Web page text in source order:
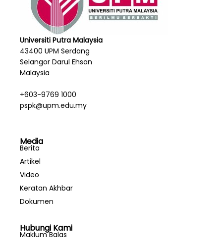
Universiti Putra Malaysia
43400 UPM Serdang
Selangor Darul Ehsan
Malaysia
+603-9769 1000
pspk@upm.edu.my
Media
Berita
Artikel
Video
Keratan Akhbar
Dokumen
Hubungi Kami
Maklum Balas